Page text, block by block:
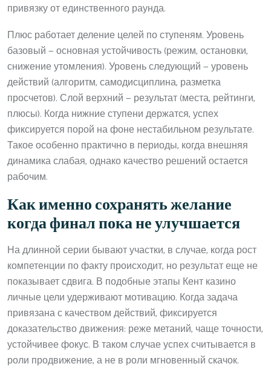
привязку от единственного раунда.
Плюс работает деление целей по ступеням. Уровень
базовый — основная устойчивость (режим, остановки,
снижение утомления). Уровень следующий — уровень
действий (алгоритм, самодисциплина, разметка
просчетов). Слой верхний — результат (места, рейтинги,
плюсы). Когда нижние ступени держатся, успех
фиксируется порой на фоне нестабильном результате.
Такое особенно практично в периоды, когда внешняя
динамика слабая, однако качество решений остается
рабочим.
Как именно сохранять желание
когда финал пока не улучшается
На длинной серии бывают участки, в случае, когда рост
компетенции по факту происходит, но результат еще не
показывает сдвига. В подобные этапы Кент казино
личные цели удерживают мотивацию. Когда задача
привязана с качеством действий, фиксируется
доказательство движения: реже метаний, чаще точности,
устойчивее фокус. В таком случае успех считывается в
роли продвижение, а не в роли мгновенный скачок.